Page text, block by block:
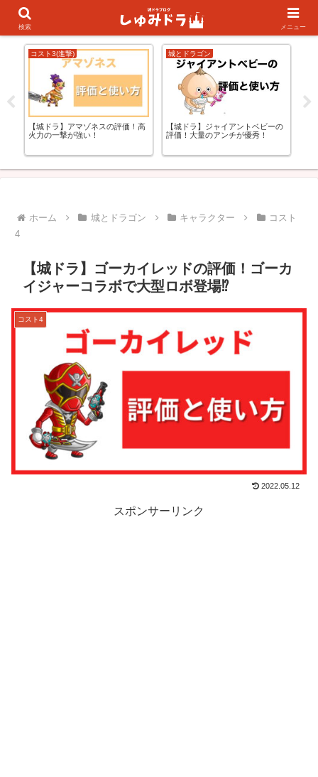
初心者の方向け
コスト3(進撃)
【城ドラ】アマゾネスの評価！高
火力の一撃が強い！
城とドラゴン
【城ドラ】ジャイアントベビーの
評価！大量のアンチが優秀！
ホーム 城とドラゴン キャラクター
コスト
4
【城ドラ】ゴーカイレッドの評価！ゴーカ
イジャーコラボで大型ロボ登場⁉
コスト4
2022.05.12
スポンサーリンク
検索 メニュー